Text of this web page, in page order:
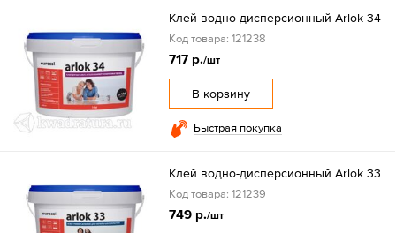
Клей водно-дисперсионный Arlok 34
Код товара: 121238
717 р./шт
В корзину
Быстрая покупка
Клей водно-дисперсионный Arlok 33
Код товара: 121239
749 р./шт